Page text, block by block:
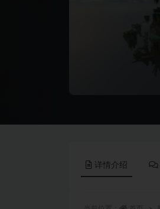
详情介绍